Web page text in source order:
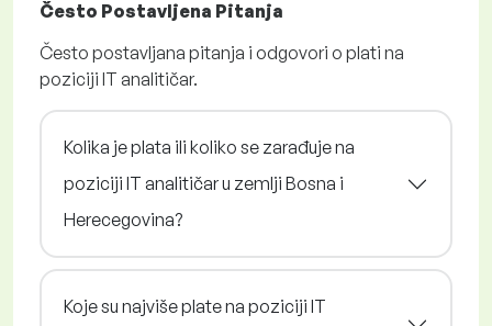
Često Postavljena Pitanja
Često postavljana pitanja i odgovori o plati na
poziciji IT analitičar.
Kolika je plata ili koliko se zarađuje na
poziciji IT analitičar u zemlji Bosna i
Herecegovina?
Koje su najviše plate na poziciji IT